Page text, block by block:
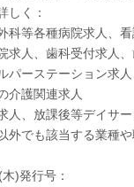
しく：
科等各種病院求人、
求人、歯科受付求人
パーステーション求
介護関連求人
人、放課後等デイサ
外でも該当する業種や
)発行号：